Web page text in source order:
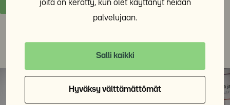
joita on kerätty, kun olet käyttänyt heidän
palvelujaan.
Salli kaikki
Hyväksy välttämättömät